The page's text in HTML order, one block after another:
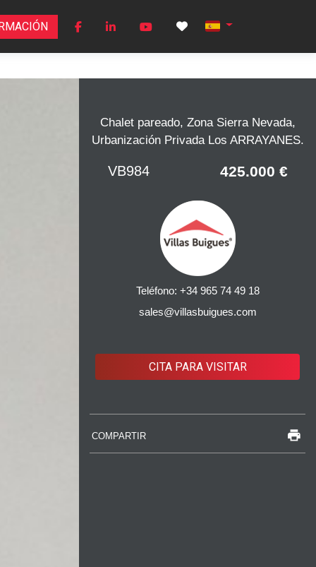
Chalet pareado, Zona Sierra Nevada,
Urbanización Privada Los ARRAYANES.
VB984 425.000 €
Teléfono: +34 965 74 49 18
sales@villasbuigues.com
CITA PARA VISITAR
COMPARTIR